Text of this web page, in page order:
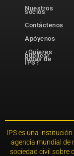
Nuestros
socios
Contáctenos
Apóyenos
¿Quieres
publicar
notas de
IPS?
IPS es una
agencia mundial de
sociedad civil sobre